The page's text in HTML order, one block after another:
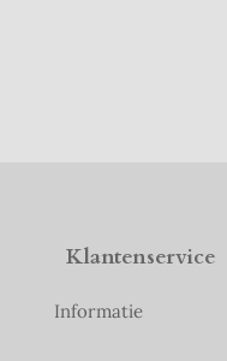
Klantenservice
Informatie